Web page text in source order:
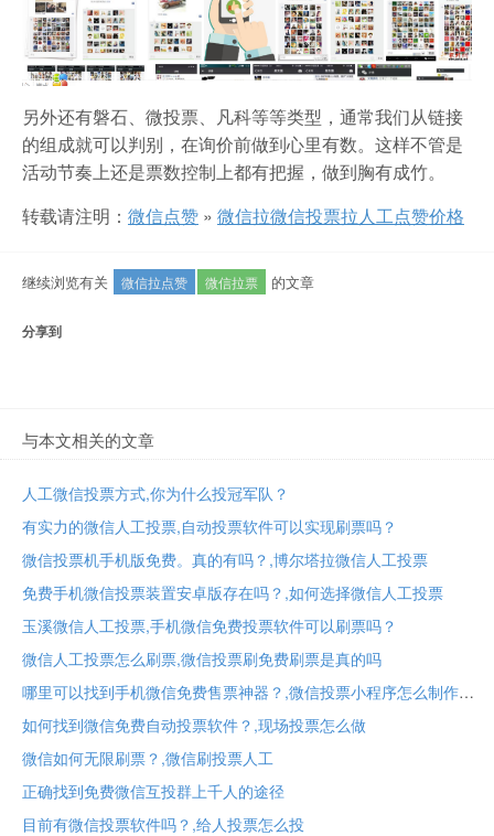
另外还有磐石、微投票、凡科等等类型，通常我们从链接
的组成就可以判别，在询价前做到心里有数。这样不管是
活动节奏上还是票数控制上都有把握，做到胸有成竹。
转载请注明： 微信点赞 » 微信拉微信投票拉人工点赞价格
继续浏览有关 微信拉点赞 微信拉票 的文章
分享到
与本文相关的文章
人工微信投票方式,你为什么投冠军队？
有实力的微信人工投票,自动投票软件可以实现刷票吗？
微信投票机手机版免费。真的有吗？,博尔塔拉微信人工投票
免费手机微信投票装置安卓版存在吗？,如何选择微信人工投票
玉溪微信人工投票,手机微信免费投票软件可以刷票吗？
微信人工投票怎么刷票,微信投票刷免费刷票是真的吗
哪里可以找到手机微信免费售票神器？,微信投票小程序怎么制作
如何找到微信免费自动投票软件？,现场投票怎么做
微信如何无限刷票？,微信刷投票人工
正确找到免费微信互投群上千人的途径
目前有微信投票软件吗？,给人投票怎么投